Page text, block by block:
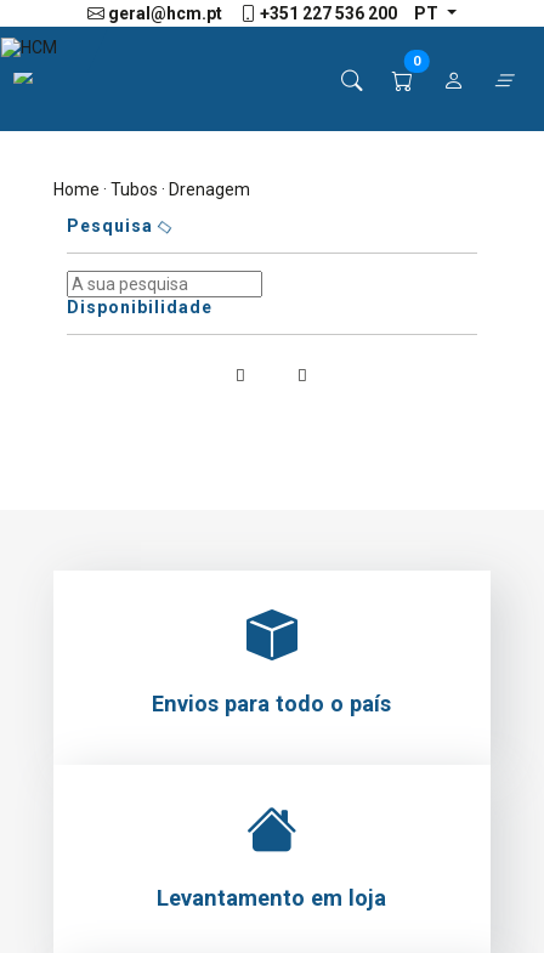
geral@hcm.pt +351 227 536 200 PT
0
Home ·Tubos · Drenagem
Pesquisa
Disponibilidade
Envios para todo o país
Levantamento em loja